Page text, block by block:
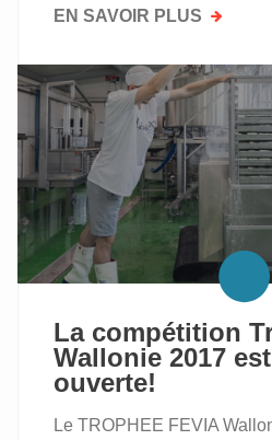
EN SAVOIR PLUS SUR
DANS
La compétition
Wallonie 2017
ouverte!
Le TROPHEE FEVIA